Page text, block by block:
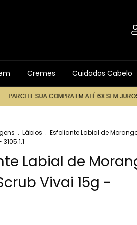
Cremes Cuidados Cabelo
SUA COMPRA EM ATÉ 6X SEM JUROS -
. Lábios . Esfoliante Labial de
Labial de
Vivai 15g -